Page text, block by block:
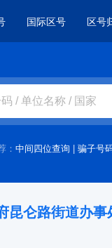
国际区号 区号
： 中间四位查询 | 骗子号
仑路街道办事